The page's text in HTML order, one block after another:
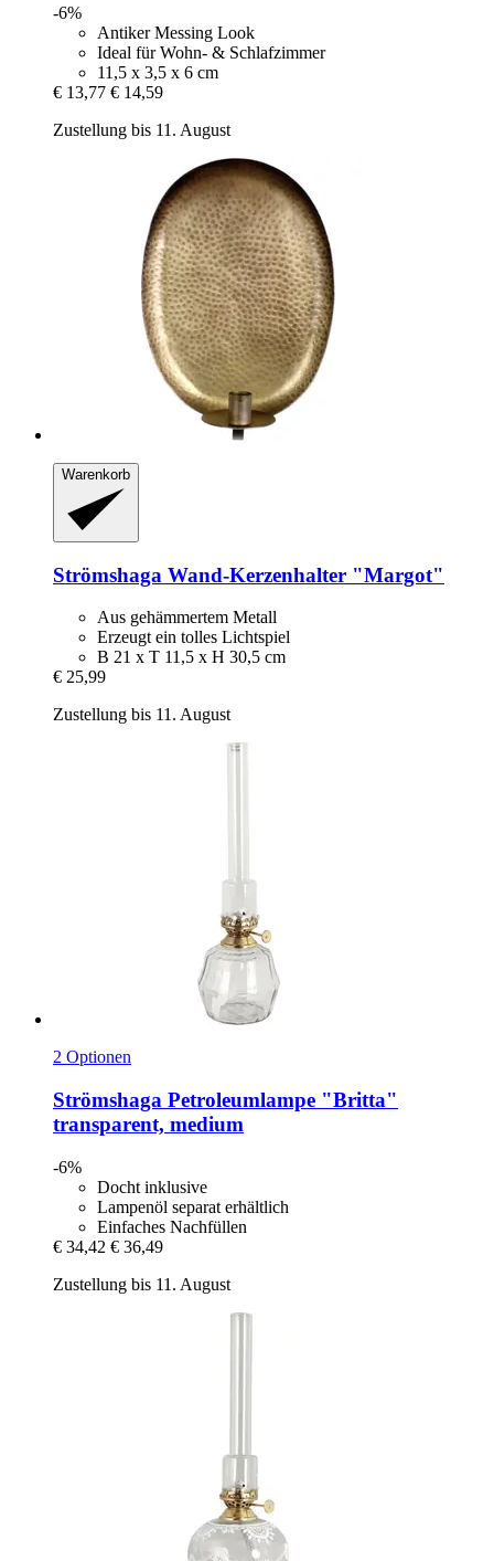
-6%
Antiker Messing Look
Ideal für Wohn- & Schlafzimmer
11,5 x 3,5 x 6 cm
€ 13,77 € 14,59
Zustellung bis 11. August
Warenkorb
Strömshaga Wand-​Kerzenhalter "Margot"
Aus gehämmertem Metall
Erzeugt ein tolles Lichtspiel
B 21 x T 11,5 x H 30,5 cm
€ 25,99
Zustellung bis 11. August
2 Optionen
Strömshaga Petroleumlampe "Britta"
transparent, medium
-6%
Docht inklusive
Lampenöl separat erhältlich
Einfaches Nachfüllen
€ 34,42 € 36,49
Zustellung bis 11. August